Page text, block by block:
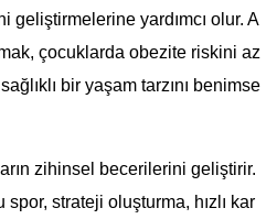
geliştirmelerine yardımcı olur. A
çocuklarda obezite riskini az
bir yaşam tarzını benimse
zihinsel becerilerini geliştirir.
strateji oluşturma, hızlı kar